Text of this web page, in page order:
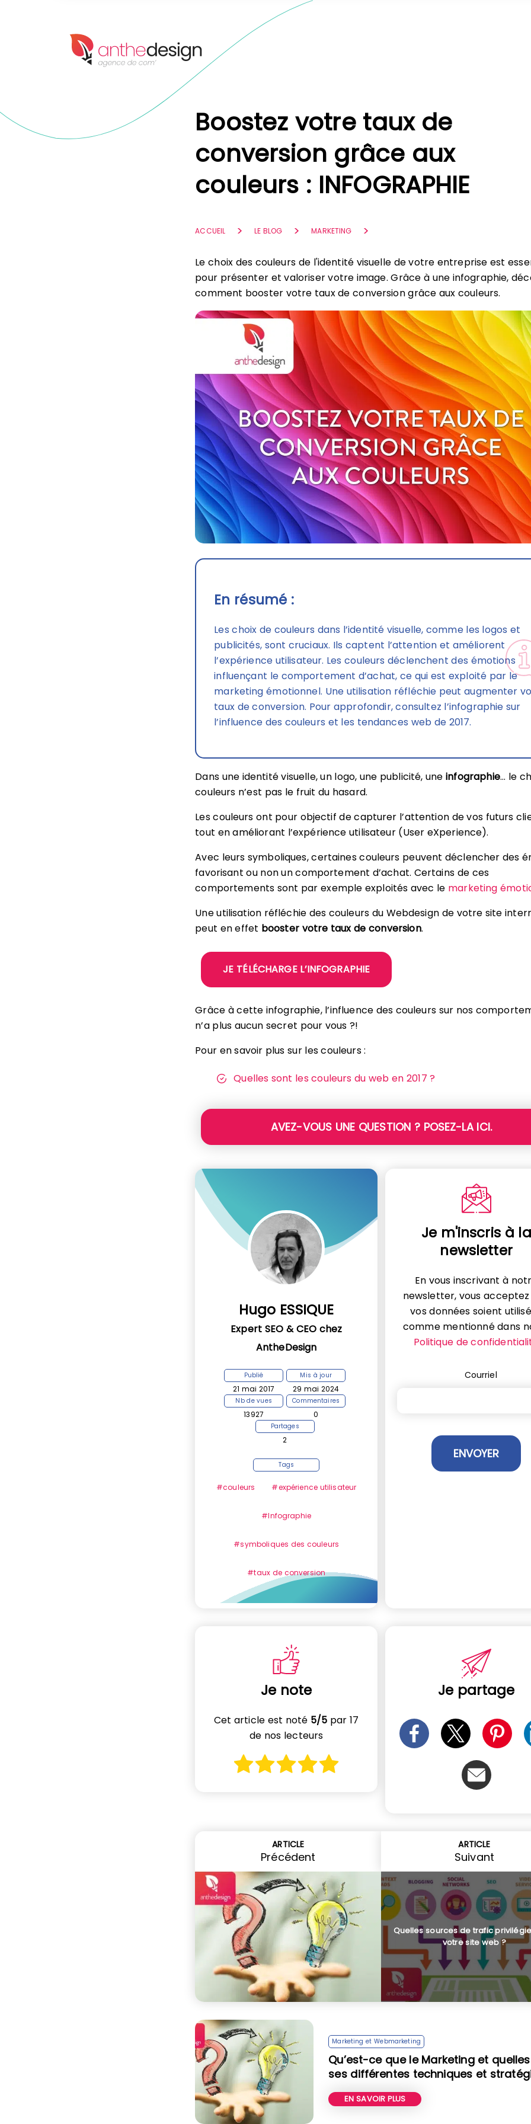
Boostez votre taux de
conversion grâce aux
couleurs : INFOGRAPHIE
ACCUEIL LE BLOG MARKETING
Le choix des couleurs de l'identité visuelle de votre entreprise est
pour présenter et valoriser votre image. Grâce à une infographie,
comment booster votre taux de conversion grâce aux couleurs.
En résumé :
Les choix de couleurs dans l’identité visuelle, comme les logos et
publicités, sont cruciaux. Ils captent l’attention et améliorent
l’expérience utilisateur. Les couleurs déclenchent des émotions
influençant le comportement d’achat, ce qui est exploité par le
marketing émotionnel. Une utilisation réfléchie peut augmenter
taux de conversion. Pour approfondir, consultez l’infographie sur
l’influence des couleurs et les tendances web de 2017.
Dans une identité visuelle, un logo, une publicité, uneinfographie… le
couleurs n’est pas le fruit du hasard.
Les couleurs ont pour objectif de capturer l’attention de vos futurs
tout en améliorant l’expérience utilisateur (User eXperience).
Avec leurs symboliques, certaines couleurs peuvent déclencher des
favorisant ou non un comportement d’achat. Certains de ces
comportements sont par exemple exploités avec le marketing
Une utilisation réfléchie des couleurs du Webdesign de votre site
peut en effet booster votre taux de conversion.
JE TÉLÉCHARGE L’INFOGRAPHIE
Grâce à cette infographie, l’influence des couleurs sur nos
n’a plus aucun secret pour vous ?!
Pour en savoir plus sur les couleurs :
Quelles sont les couleurs du web en 2017 ?
AVEZ-VOUS UNE QUESTION ? POSEZ-LA ICI.
Hugo ESSIQUE
Expert SEO & CEO chez
AntheDesign
Publié
21 mai 2017
Mis à jour
29 mai 2024
Nb de vues
13927
Commentaires
0
Partages
2
Tags
#couleurs #expérience utilisateur
#Infographie
#symboliques des couleurs
#taux de conversion
Je m'inscris à la
newsletter
En vous inscrivant à
newsletter, vous
vos données soient
comme mentionné dans
Politique de
Courriel
Je note
Cet article est noté 5/5 par 17
de nos lecteurs
Je partage
ARTICLE
Précédent
ARTICLE
Suivant
Quelles sources de trafic
votre site web ?
Marketing et Webmarketing
Qu’est-ce que le Marketing et
ses différentes techniques et
EN SAVOIR PLUS